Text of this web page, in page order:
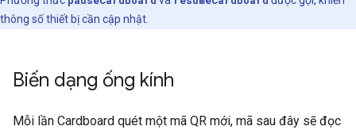
thông số thiết bị cần cập nhật.
Biến dạng ống kính
Mỗi lần Cardboard quét một mã QR mới, mã sau đây sẽ đọc